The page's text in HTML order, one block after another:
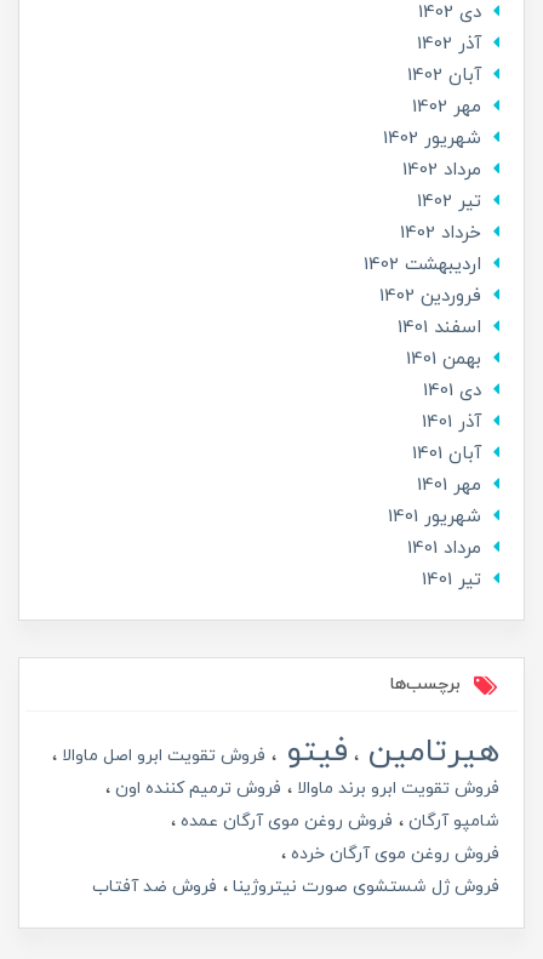
دی 1402
آذر 1402
آبان 1402
مهر 1402
شهریور 1402
مرداد 1402
تير 1402
خرداد 1402
ارديبهشت 1402
فروردین 1402
اسفند 1401
بهمن 1401
دی 1401
آذر 1401
آبان 1401
مهر 1401
شهریور 1401
مرداد 1401
تير 1401
برچسب‌ها
هیرتامین فیتو
فروش تقویت ابرو اصل ماوالا
فروش تقویت ابرو برند ماوالا
فروش ترمیم کننده اون
شامپو آرگان
فروش روغن موی آرگان عمده
فروش روغن موی آرگان خرده
فروش ژل شستشوی صورت نیتروژینا
فروش ضد آفتاب